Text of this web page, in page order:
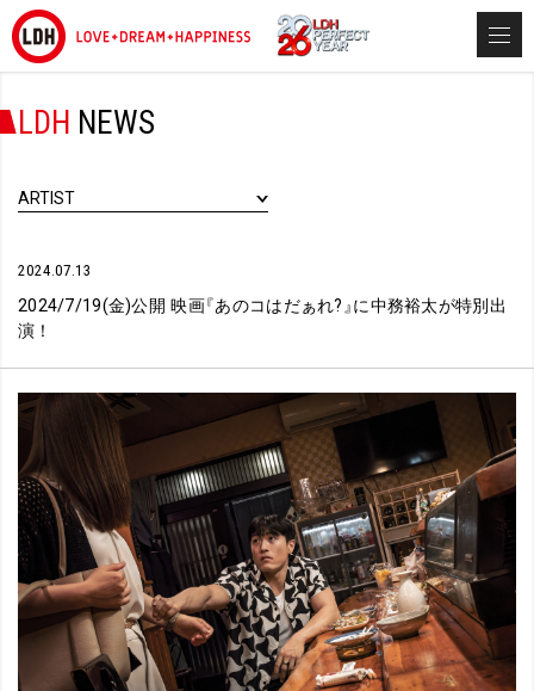
LDH NEWS
ARTIST
2024.07.13
2024/7/19(金)公開 映画『あのコはだぁれ?』に中務裕太が特別出
演！